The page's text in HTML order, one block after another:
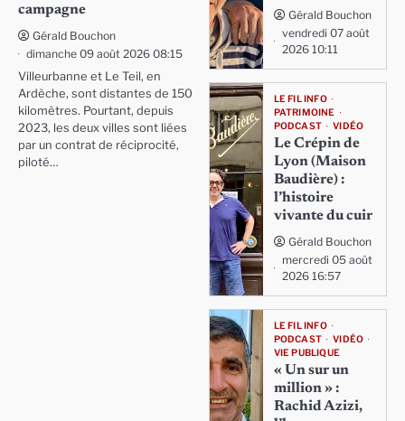
campagne
Gérald Bouchon
dimanche 09 août 2026 08:15
Villeurbanne et Le Teil, en
Ardèche, sont distantes de 150
kilomètres. Pourtant, depuis
2023, les deux villes sont liées
par un contrat de réciprocité,
piloté…
Gérald Bouchon
vendredi 07 août
2026 10:11
LE FIL INFO
PATRIMOINE
PODCAST
VIDÉO
Le Crépin de
Lyon (Maison
Baudière) :
l’histoire
vivante du cuir
Gérald Bouchon
mercredi 05 août
2026 16:57
LE FIL INFO
PODCAST
VIDÉO
VIE PUBLIQUE
« Un sur un
million » :
Rachid Azizi,